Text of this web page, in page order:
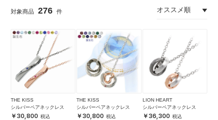
276
THE KISS
シルバーペアネックレス
30,800
THE KISS
シルバーペアネックレス
30,800
LION HEART
シルバーペアネックレス
36,300